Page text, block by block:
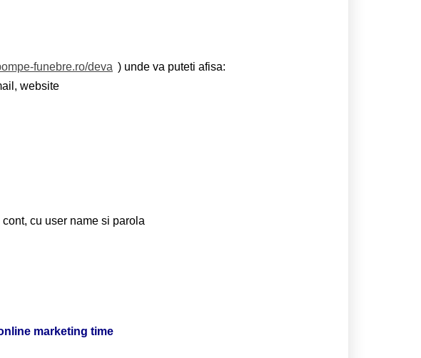
funebre.ro/deva ) unde va puteti afisa:
website
cu user name si parola
marketing time